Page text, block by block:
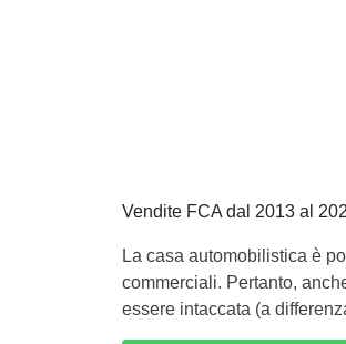
Vendite FCA dal 2013 al
La casa automobilistica è
commerciali. Pertanto,
essere intaccata (a